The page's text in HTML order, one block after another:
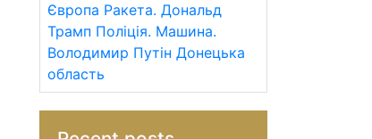
Європа Ракета. Дональд
Трамп Поліція. Машина.
Володимир Путін Донецька
область